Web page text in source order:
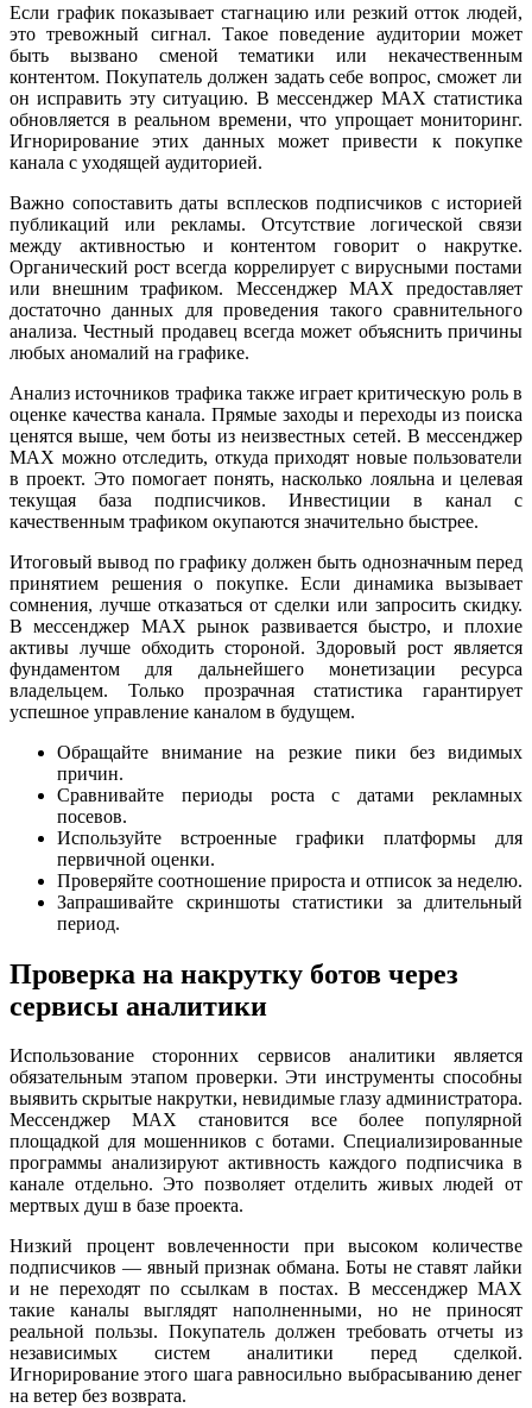
Если график показывает стагнацию или резкий отток людей,
это тревожный сигнал. Такое поведение аудитории может
быть вызвано сменой тематики или некачественным
контентом. Покупатель должен задать себе вопрос, сможет ли
он исправить эту ситуацию. В мессенджер MAX статистика
обновляется в реальном времени, что упрощает мониторинг.
Игнорирование этих данных может привести к покупке
канала с уходящей аудиторией.
Важно сопоставить даты всплесков подписчиков с историей
публикаций или рекламы. Отсутствие логической связи
между активностью и контентом говорит о накрутке.
Органический рост всегда коррелирует с вирусными постами
или внешним трафиком. Мессенджер MAX предоставляет
достаточно данных для проведения такого сравнительного
анализа. Честный продавец всегда может объяснить причины
любых аномалий на графике.
Анализ источников трафика также играет критическую роль в
оценке качества канала. Прямые заходы и переходы из поиска
ценятся выше, чем боты из неизвестных сетей. В мессенджер
MAX можно отследить, откуда приходят новые пользователи
в проект. Это помогает понять, насколько лояльна и целевая
текущая база подписчиков. Инвестиции в канал с
качественным трафиком окупаются значительно быстрее.
Итоговый вывод по графику должен быть однозначным перед
принятием решения о покупке. Если динамика вызывает
сомнения, лучше отказаться от сделки или запросить скидку.
В мессенджер MAX рынок развивается быстро, и плохие
активы лучше обходить стороной. Здоровый рост является
фундаментом для дальнейшего монетизации ресурса
владельцем. Только прозрачная статистика гарантирует
успешное управление каналом в будущем.
Обращайте внимание на резкие пики без видимых
причин.
Сравнивайте периоды роста с датами рекламных
посевов.
Используйте встроенные графики платформы для
первичной оценки.
Проверяйте соотношение прироста и отписок за неделю.
Запрашивайте скриншоты статистики за длительный
период.
Проверка на накрутку ботов через
сервисы аналитики
Использование сторонних сервисов аналитики является
обязательным этапом проверки. Эти инструменты способны
выявить скрытые накрутки, невидимые глазу администратора.
Мессенджер MAX становится все более популярной
площадкой для мошенников с ботами. Специализированные
программы анализируют активность каждого подписчика в
канале отдельно. Это позволяет отделить живых людей от
мертвых душ в базе проекта.
Низкий процент вовлеченности при высоком количестве
подписчиков — явный признак обмана. Боты не ставят лайки
и не переходят по ссылкам в постах. В мессенджер MAX
такие каналы выглядят наполненными, но не приносят
реальной пользы. Покупатель должен требовать отчеты из
независимых систем аналитики перед сделкой.
Игнорирование этого шага равносильно выбрасыванию денег
на ветер без возврата.